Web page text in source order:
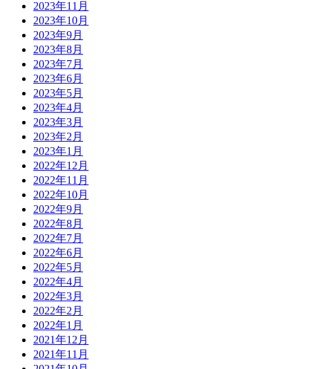
2023年11月
2023年10月
2023年9月
2023年8月
2023年7月
2023年6月
2023年5月
2023年4月
2023年3月
2023年2月
2023年1月
2022年12月
2022年11月
2022年10月
2022年9月
2022年8月
2022年7月
2022年6月
2022年5月
2022年4月
2022年3月
2022年2月
2022年1月
2021年12月
2021年11月